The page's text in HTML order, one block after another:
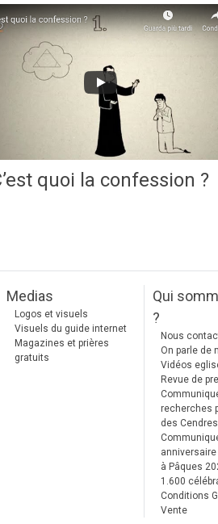
quoi la confession ?
Medias
Logos et visuels
Visuels du guide internet
Magazines et prières
gratuits
Qui
?
Nous
On parle de
Vidéos
Revue de
recherches
des
anniversaire
à Pâques
1.600
Conditions
Vente